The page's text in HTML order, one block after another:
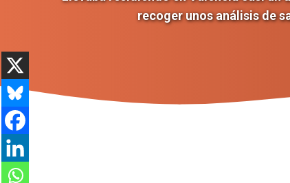
recoger unos análisis de